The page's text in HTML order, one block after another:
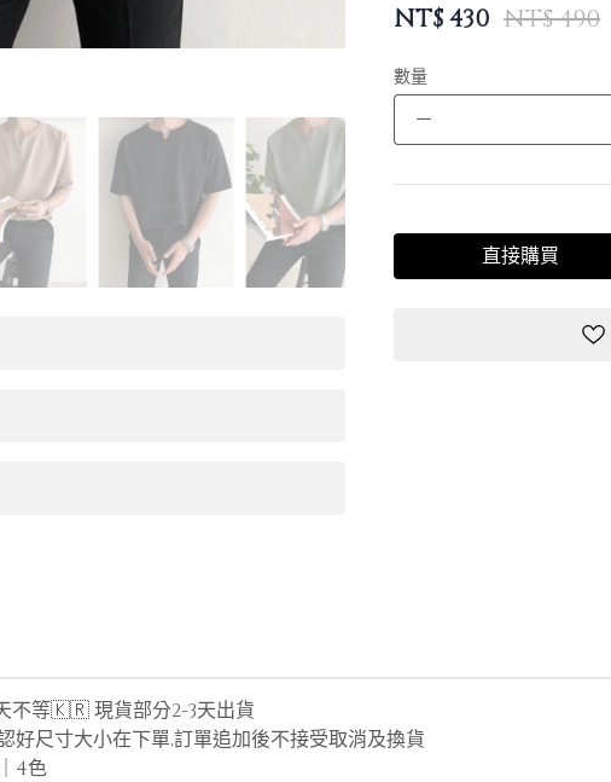
NT$430 NT$ 490
數量
－
直接購買
間 7-21天不等🇰🇷 現貨部分2-3天出貨
好尺寸大小在下單,訂單追加後不接受取消及換貨
4色